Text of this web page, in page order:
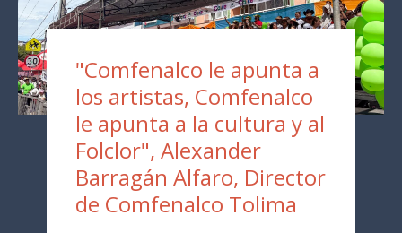
"Comfenalco le apunta a
los artistas, Comfenalco
le apunta a la cultura y al
Folclor", Alexander
Barragán Alfaro, Director
de Comfenalco Tolima